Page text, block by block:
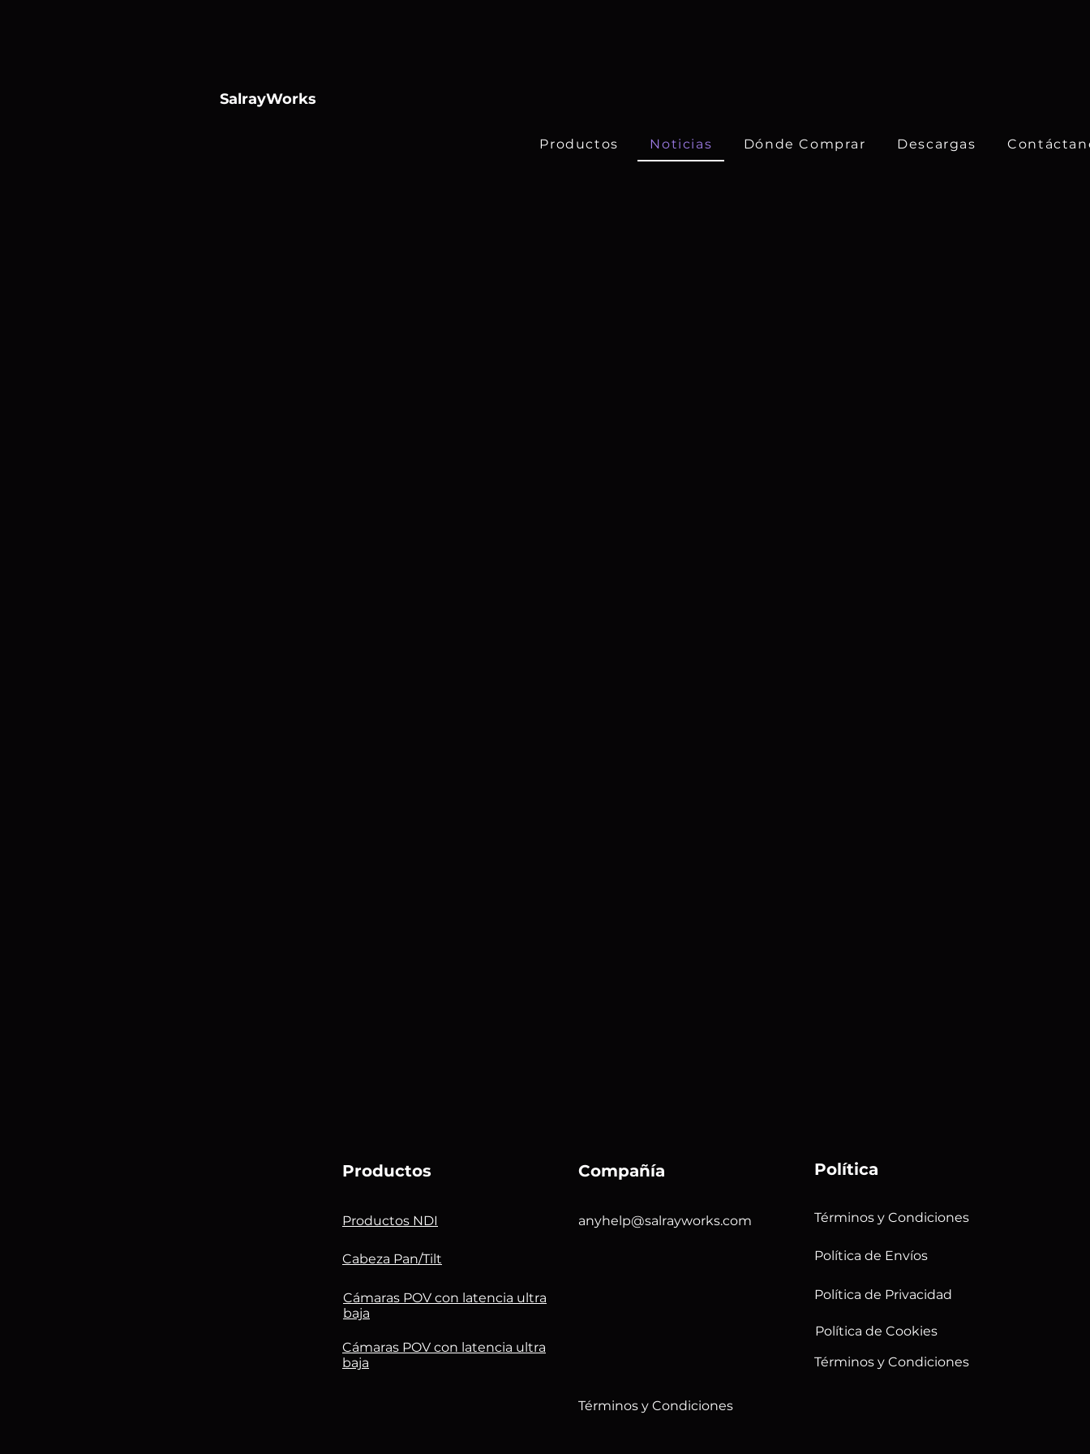
SalrayWorks
Productos Noticias Dónde Comprar Descargas
Productos
Productos NDI
Cabeza Pan/Tilt
Cámaras POV con latencia ultra
baja
Cámaras POV con latencia ultra
baja
Compañía
anyhelp@salrayworks.com
Términos y Condiciones
Política
Términos y Condiciones
Política de Envíos
Política de Privacidad
Política de Cookies
Términos y Condiciones